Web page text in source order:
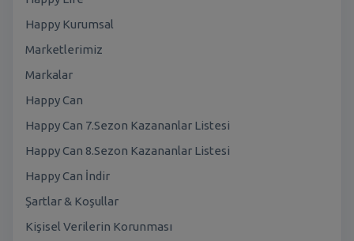
Happy Kurumsal
Marketlerimiz
Markalar
Happy Can
Happy Can 7.Sezon Kazananlar Listesi
Happy Can 8.Sezon Kazananlar Listesi
Happy Can İndir
Şartlar & Koşullar
Kişisel Verilerin Korunması